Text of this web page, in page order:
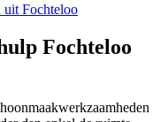
uit Fochteloo
Fochteloo